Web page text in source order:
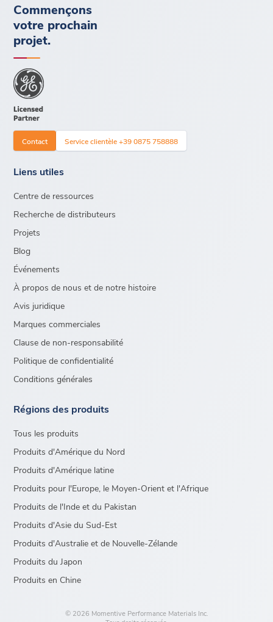
Commençons
votre prochain
projet.
Contact Service clientèle +39 0875 758888
Liens utiles
Centre de ressources
Recherche de distributeurs
Projets
Blog
Événements
À propos de nous et de notre histoire
Avis juridique
Marques commerciales
Clause de non-responsabilité
Politique de confidentialité
Conditions générales
Régions des produits
Tous les produits
Produits d'Amérique du Nord
Produits d'Amérique latine
Produits pour l'Europe, le Moyen-Orient et l'Afrique
Produits de l'Inde et du Pakistan
Produits d'Asie du Sud-Est
Produits d'Australie et de Nouvelle-Zélande
Produits du Japon
Produits en Chine
© 2026 Momentive Performance Materials Inc.